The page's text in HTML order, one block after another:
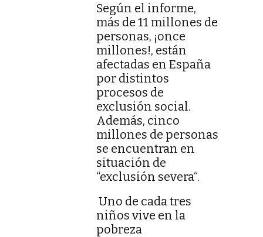
Según el informe,
más de 11 millones de
personas, ¡once
millones!, están
afectadas en España
por distintos
procesos de
exclusión social.
Además, cinco
millones de personas
se encuentran en
situación de
“exclusión severa“.
Uno de cada tres
niños vive en la
pobreza